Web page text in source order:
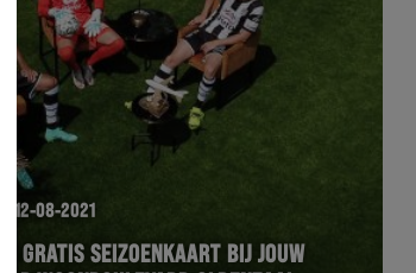
12-08-2021
GRATIS SEIZOENKAART BIJ JOUW